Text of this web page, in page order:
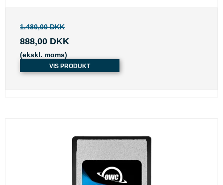
1.480,00 DKK
888,00 DKK
(ekskl. moms)
VIS PRODUKT